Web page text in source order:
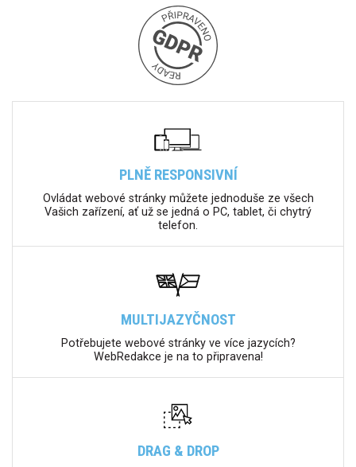
PLNĚ RESPONSIVNÍ
Ovládat webové stránky můžete jednoduše ze všech
Vašich zařízení, ať už se jedná o PC, tablet, či chytrý
telefon.
MULTIJAZYČNOST
Potřebujete webové stránky ve více jazycích?
WebRedakce je na to připravena!
DRAG & DROP